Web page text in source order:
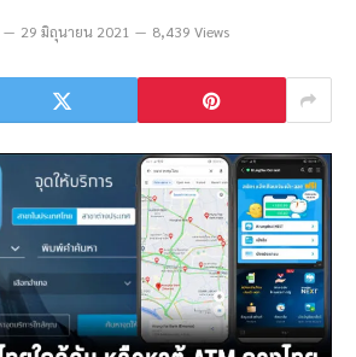
29 มิถุนายน 2021 8,439 Views